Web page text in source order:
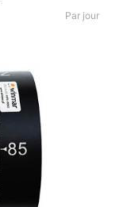
Par jour